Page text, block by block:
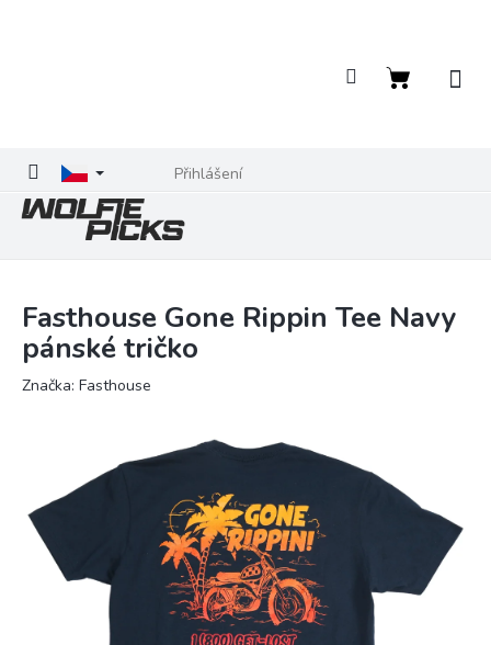
Přihlášení
Nákupní
Fasthouse Gone Rippin Tee Navy
pánské tričko
Značka: Fasthouse